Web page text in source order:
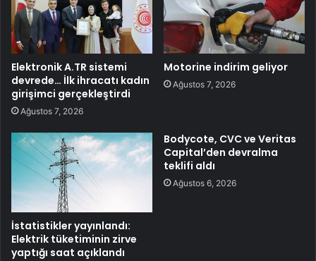
Elektronik A.TR sistemi
devrede… İlk ihracatı kadın
girişimci gerçekleştirdi
Ağustos 7, 2026
Motorine indirim geliyor
Ağustos 7, 2026
İstatistikler yayınlandı:
Elektrik tüketiminin zirve
yaptığı saat açıklandı
Bodycote, CVC ve Veritas
Capital’den devralma
teklifi aldı
Ağustos 6, 2026